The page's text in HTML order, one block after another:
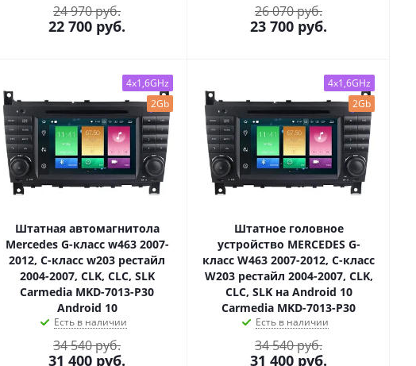
24 970 руб.
22 700 руб.
26 070 руб.
23 700 руб.
4x1,6GHz
2Gb
Штатная автомагнитола
Mercedes G-класс w463 2007-
2012, C-класс w203 рестайл
2004-2007, CLK, CLC, SLK
Carmedia MKD-7013-P30
Android 10
Есть в наличии
34 540 руб.
31 400 руб.
4x1,6GHz
2Gb
Штатное головное
устройство MERCEDES G-
класс W463 2007-2012, C-класс
W203 рестайл 2004-2007, CLK,
CLC, SLK на Android 10
Carmedia MKD-7013-P30
Есть в наличии
34 540 руб.
31 400 руб.